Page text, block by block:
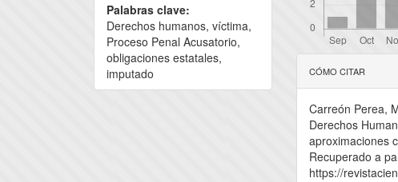
Palabras clave:
Derechos humanos, víctima,
Proceso Penal Acusatorio,
obligaciones estatales,
imputado
Detalles
del
artículo
CÓMO CITAR
Carreón Perea,
Derechos
aproximaciones
Recuperado a
https://